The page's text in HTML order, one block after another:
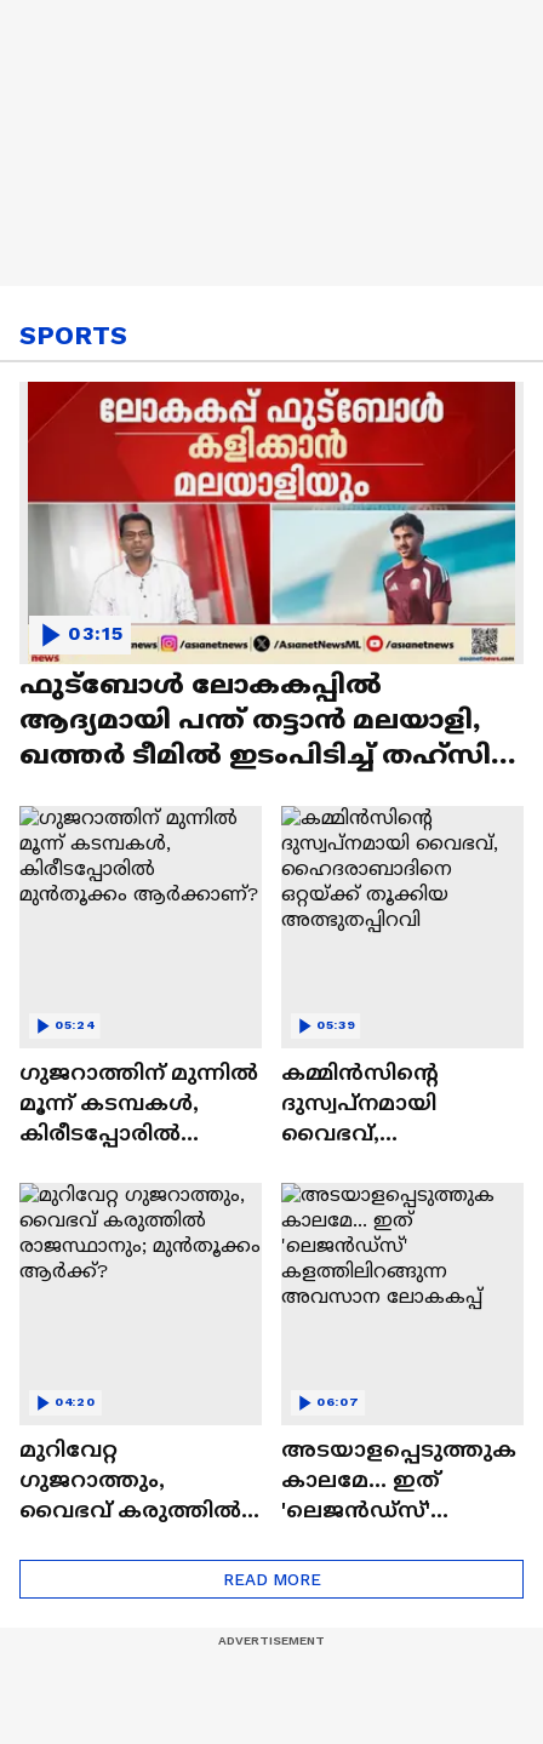
SPORTS
ഫുട്ബോ‍ൾ ലോകകപ്പിൽ
ആദ്യമായി പന്ത് തട്ടാൻ മലയാളി,
ഖത്തർ ടീമിൽ ഇടംപിടിച്ച് തഹ്സിന്‍
03:15
ഗുജറാത്തിന് മുന്നില്‍
മൂന്ന് കടമ്പകള്‍,
കിരീടപ്പോരില്‍
ആര്‍ക്കാണ്?
05:24
കമ്മിൻസിന്റെ
ദുസ്വപ്നമായി
വൈഭവ്,
ഒറ്റയ്ക്ക് തൂക്കിയ
അത്ഭുതപ്പിറവി
05:39
മുറിവേറ്റ
ഗുജറാത്തും,
വൈഭവ് കരുത്തില്‍
മുൻതൂക്കം ആർക്ക്?
04:20
അടയാളപ്പെടുത്തുക
കാലമേ... ഇത്
'ലെജൻഡ്‌സ്'
അവസാന ലോകകപ്പ്
06:07
READ MORE